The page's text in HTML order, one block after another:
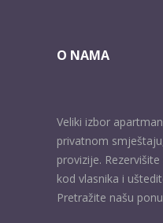
O NAMA
Veliki izbor
privatnom
provizije.
kod vlasnika i
Pretražite našu